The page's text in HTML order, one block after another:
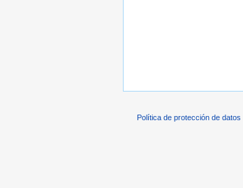
Política de protección de datos